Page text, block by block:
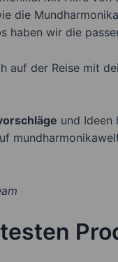
die
haben wir die
auf der Reise mit
und Ideen